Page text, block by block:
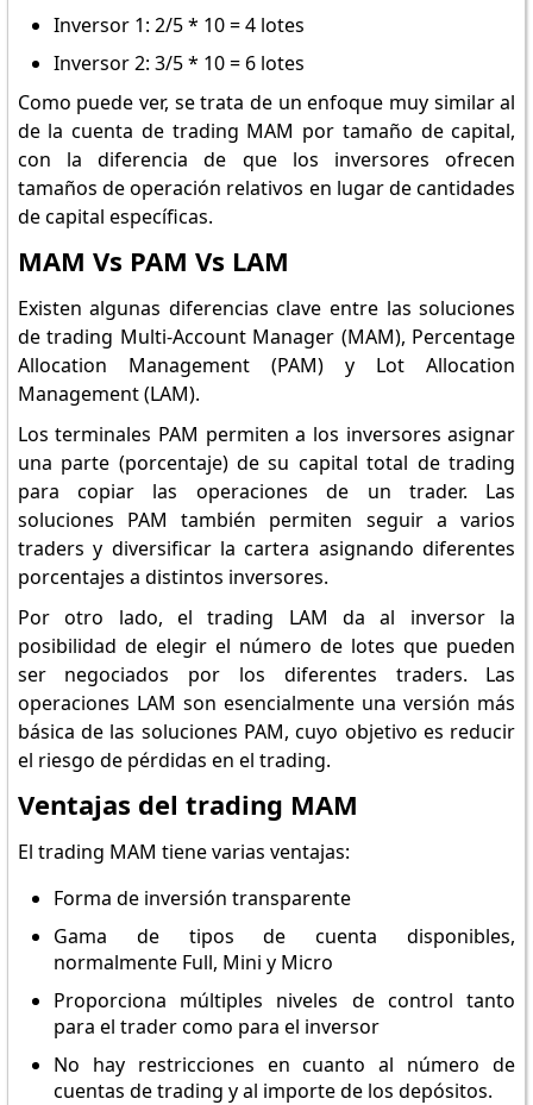
Inversor 1: 2/5 * 10 = 4 lotes
Inversor 2: 3/5 * 10 = 6 lotes
Como puede ver, se trata de un enfoque muy similar al
de la cuenta de trading MAM por tamaño de capital,
con la diferencia de que los inversores ofrecen
tamaños de operación relativos en lugar de cantidades
de capital específicas.
MAM Vs PAM Vs LAM
Existen algunas diferencias clave entre las soluciones
de trading Multi-Account Manager (MAM), Percentage
Allocation Management (PAM) y Lot Allocation
Management (LAM).
Los terminales PAM permiten a los inversores asignar
una parte (porcentaje) de su capital total de trading
para copiar las operaciones de un trader. Las
soluciones PAM también permiten seguir a varios
traders y diversificar la cartera asignando diferentes
porcentajes a distintos inversores.
Por otro lado, el trading LAM da al inversor la
posibilidad de elegir el número de lotes que pueden
ser negociados por los diferentes traders. Las
operaciones LAM son esencialmente una versión más
básica de las soluciones PAM, cuyo objetivo es reducir
el riesgo de pérdidas en el trading.
Ventajas del trading MAM
El trading MAM tiene varias ventajas:
Forma de inversión transparente
Gama de tipos de cuenta disponibles,
normalmente Full, Mini y Micro
Proporciona múltiples niveles de control tanto
para el trader como para el inversor
No hay restricciones en cuanto al número de
cuentas de trading y al importe de los depósitos.